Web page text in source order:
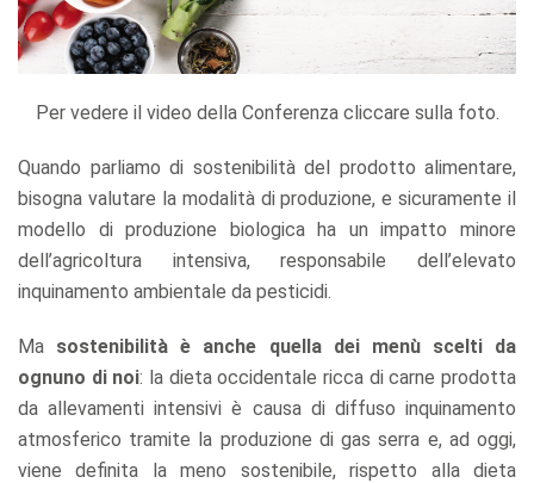
Per vedere il video della Conferenza cliccare sulla foto.
Quando parliamo di sostenibilità del prodotto alimentare,
bisogna valutare la modalità di produzione, e sicuramente il
modello di produzione biologica ha un impatto minore
dell’agricoltura intensiva, responsabile dell’elevato
inquinamento ambientale da pesticidi.
Ma sostenibilità è anche quella dei menù scelti da
ognuno di noi: la dieta occidentale ricca di carne prodotta
da allevamenti intensivi è causa di diffuso inquinamento
atmosferico tramite la produzione di gas serra e, ad oggi,
viene definita la meno sostenibile, rispetto alla dieta